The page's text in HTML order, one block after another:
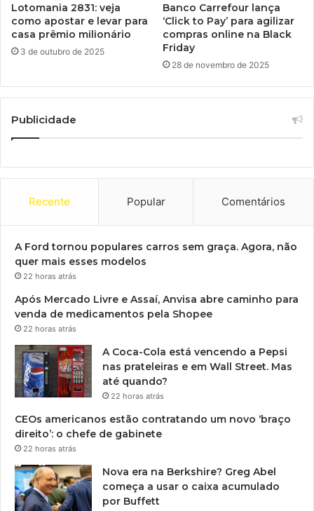
Lotomania 2831: veja
como apostar e levar para
casa prêmio milionário
3 de outubro de 2025
Banco Carrefour lança
‘Click to Pay’ para agilizar
compras online na Black
Friday
28 de novembro de 2025
Publicidade
Recente Popular Comentários
A Ford tornou populares carros sem graça. Agora, não
quer mais esses modelos
22 horas atrás
Após Mercado Livre e Assaí, Anvisa abre caminho para
venda de medicamentos pela Shopee
22 horas atrás
A Coca-Cola está vencendo a Pepsi
nas prateleiras e em Wall Street. Mas
até quando?
22 horas atrás
CEOs americanos estão contratando um novo ‘braço
direito’: o chefe de gabinete
22 horas atrás
Nova era na Berkshire? Greg Abel
começa a usar o caixa acumulado
por Buffett